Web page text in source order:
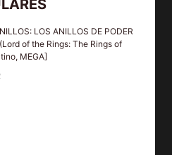
LOS ANILLOS DE PODER
of the Rings: The Rings of
MEGA]